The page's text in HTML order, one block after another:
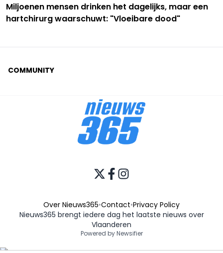
Miljoenen mensen drinken het dagelijks, maar een
hartchirurg waarschuwt: "Vloeibare dood"
COMMUNITY
Over Nieuws365•Contact•Privacy Policy
Nieuws365 brengt iedere dag het laatste nieuws over
Vlaanderen
Powered by Newsifier